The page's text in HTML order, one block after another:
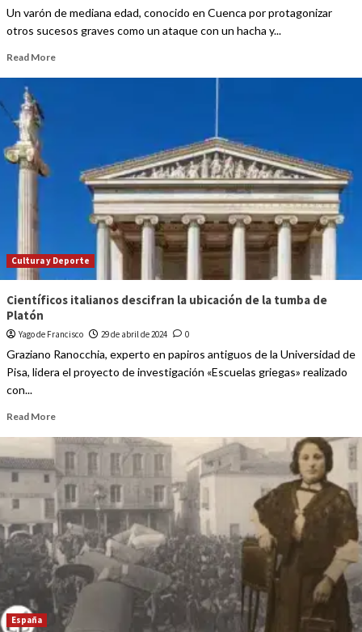
Un varón de mediana edad, conocido en Cuenca por protagonizar
otros sucesos graves como un ataque con un hacha y...
Read More
Cultura y Deporte
Científicos italianos descifran la ubicación de la tumba de
Platón
Yago de Francisco 29 de abril de 2024 0
Graziano Ranocchia, experto en papiros antiguos de la Universidad de
Pisa, lidera el proyecto de investigación «Escuelas griegas» realizado
con...
Read More
España